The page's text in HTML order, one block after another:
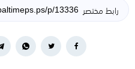
رابط مختصر